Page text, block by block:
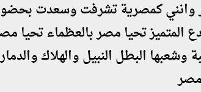
وانني كمصرية تشرفت وسعدت
المتميز تحيا مصر بالعظماء تحيا
وشعبها البطل النبيل والهلاك